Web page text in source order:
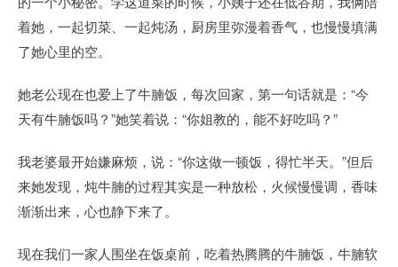
着她，一起切菜、一起炖汤，厨房里弥漫着香气，也慢慢填满
了她心里的空。
她老公现在也爱上了牛腩饭，每次回家，第一句话就是：“今
天有牛腩饭吗？”她笑着说：“你姐教的，能不好吃吗？”
我老婆最开始嫌麻烦，说：“你这做一顿饭，得忙半天。”但后
来她发现，炖牛腩的过程其实是一种放松，火候慢慢调，香味
渐渐出来，心也静下来了。
现在我们一家人围坐在饭桌前，吃着热腾腾的牛腩饭，牛腩软